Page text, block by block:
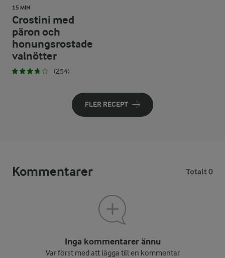
15 MIN
Crostini med
päron och
honungsrostade
valnötter
(254)
FLER RECEPT
Kommentarer Totalt 0
Inga kommentarer ännu
Var först med att lägga till en kommentar